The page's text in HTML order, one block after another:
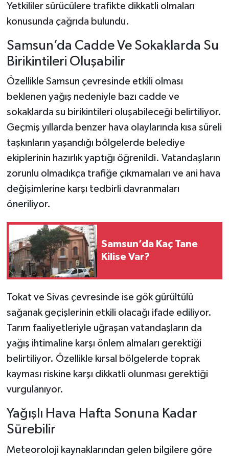
Yetkililer sürücülere trafikte dikkatli olmaları
konusunda çağrıda bulundu.
Samsun’da Cadde Ve Sokaklarda Su
Birikintileri Oluşabilir
Özellikle Samsun çevresinde etkili olması
beklenen yağış nedeniyle bazı cadde ve
sokaklarda su birikintileri oluşabileceği belirtiliyor.
Geçmiş yıllarda benzer hava olaylarında kısa süreli
taşkınların yaşandığı bölgelerde belediye
ekiplerinin hazırlık yaptığı öğrenildi. Vatandaşların
zorunlu olmadıkça trafiğe çıkmamaları ve ani hava
değişimlerine karşı tedbirli davranmaları
öneriliyor.
Samsun’da Kaç Tane
Kilise Var?
Tokat ve Sivas çevresinde ise gök gürültülü
sağanak geçişlerinin etkili olacağı ifade ediliyor.
Tarım faaliyetleriyle uğraşan vatandaşların da
yağış ihtimaline karşı önlem almaları gerektiği
belirtiliyor. Özellikle kırsal bölgelerde toprak
kayması riskine karşı dikkatli olunması gerektiği
vurgulanıyor.
Yağışlı Hava Hafta Sonuna Kadar
Sürebilir
Meteoroloji kaynaklarından gelen bilgilere göre